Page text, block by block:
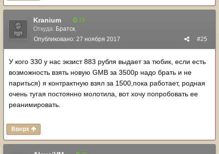
Kranium 19
Откуда: Братск.
#25
Опубликовано: 27 ноября 2017
У кого 330 у нас экзист 883 рубля выдает за тюбик, если есть
возможность взять новую GMB за 3500р надо брать и не
париться) я контрактную взял за 1500,пока работает, родная
очень тугая постоянно молотила, вот хочу попробовать ее
реанимировать.
Вверх